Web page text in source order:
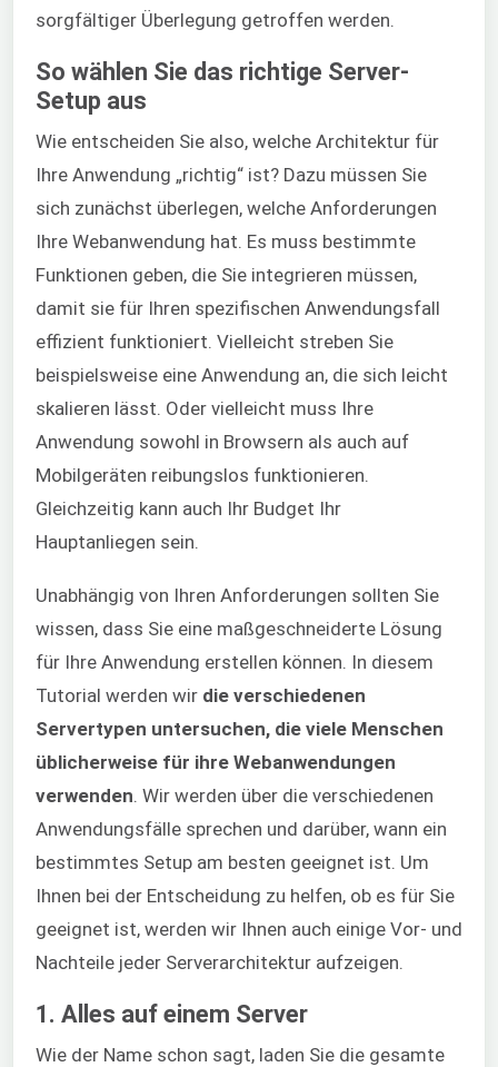
sorgfältiger Überlegung getroffen werden.
So wählen Sie das richtige Server-
Setup aus
Wie entscheiden Sie also, welche Architektur für
Ihre Anwendung „richtig“ ist? Dazu müssen Sie
sich zunächst überlegen, welche Anforderungen
Ihre Webanwendung hat. Es muss bestimmte
Funktionen geben, die Sie integrieren müssen,
damit sie für Ihren spezifischen Anwendungsfall
effizient funktioniert. Vielleicht streben Sie
beispielsweise eine Anwendung an, die sich leicht
skalieren lässt. Oder vielleicht muss Ihre
Anwendung sowohl in Browsern als auch auf
Mobilgeräten reibungslos funktionieren.
Gleichzeitig kann auch Ihr Budget Ihr
Hauptanliegen sein.
Unabhängig von Ihren Anforderungen sollten Sie
wissen, dass Sie eine maßgeschneiderte Lösung
für Ihre Anwendung erstellen können. In diesem
Tutorial werden wir die verschiedenen
Servertypen untersuchen, die viele Menschen
üblicherweise für ihre Webanwendungen
verwenden. Wir werden über die verschiedenen
Anwendungsfälle sprechen und darüber, wann ein
bestimmtes Setup am besten geeignet ist. Um
Ihnen bei der Entscheidung zu helfen, ob es für Sie
geeignet ist, werden wir Ihnen auch einige Vor- und
Nachteile jeder Serverarchitektur aufzeigen.
1. Alles auf einem Server
Wie der Name schon sagt, laden Sie die gesamte